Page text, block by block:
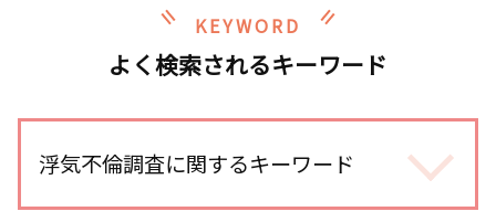
KEYWORD
よく検索されるキーワード
浮気不倫調査に関するキーワード